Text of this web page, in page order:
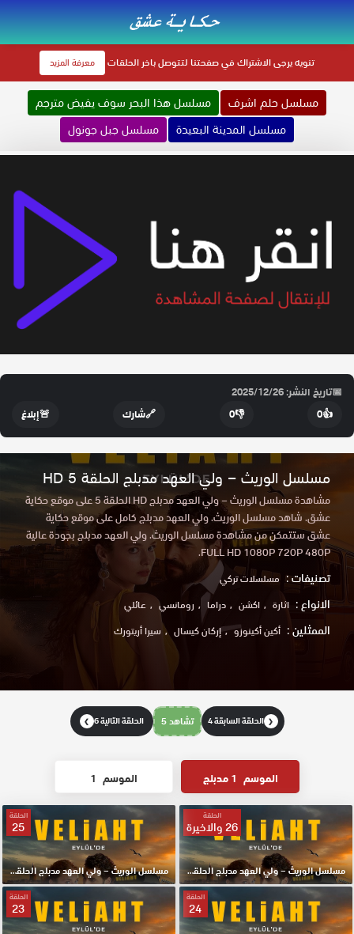
تنويهيرجى الاشتراك في صفحتنا لتتوصل باخر الحلقات معرفة المزيد
مسلسل حلم اشرف
مسلسل هذا البحر سوف يفيض مترجم
مسلسل المدينة البعيدة
مسلسل جبل جونول
📅تاريخ النشر: 2025/12/26
👍
0
👎
0
🔗شارك 🚨إبلاغ
مسلسل الوريث – ولي العهد مدبلج الحلقة 5 HD
مشاهدة مسلسل الوريث – ولي العهد مدبلج HD الحلقة 5 على موقع حكاية
عشق. شاهد مسلسل الوريث. ولي العهد مدبلج كامل على موقع حكاية
عشق ستتمكن من مشاهدة مسلسل الوريث. ولي العهد مدبلج بجودة عالية
FULL HD 1080P 720P 480P.
تصنيفات : مسلسلات تركي
الانواع : اثارة اكشن دراما رومانسي عائلي
الممثلين : أكين أكينوزو إركان كيسال سيرا أريتورك
❮ الحلقة السابقة 4 تشاهد 5 الحلقة التالية 6 ❯
الموسم 1 مدبلج الموسم 1
الحلقة
26 والاخيرة
مسلسل الوريث – ولي العهد مدبلج الحلقة 26 والاخيرة HD
الحلقة
25
مسلسل الوريث – ولي العهد مدبلج الحلقة 25 HD
الحلقة
24
الحلقة
23